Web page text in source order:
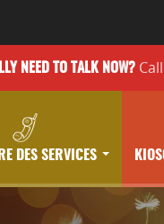
NEED TO TALK NOW?
DES SERVICES